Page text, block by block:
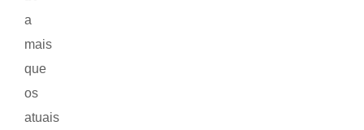
a
mais
que
os
atuais